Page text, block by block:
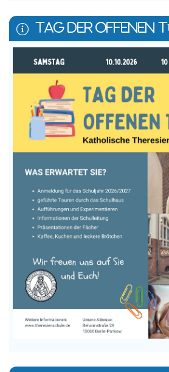
TAG DER OFFENEN